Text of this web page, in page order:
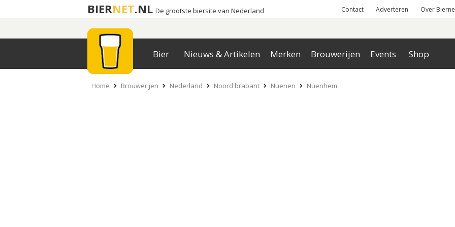
BIERNET.NL De grootste biersite van Nederland Contact Adverteren Over
Bier Nieuws & Artikelen Merken Brouwerijen Events Shop
Home Brouwerijen Nederland Noord brabant Nuenen Nuenhem